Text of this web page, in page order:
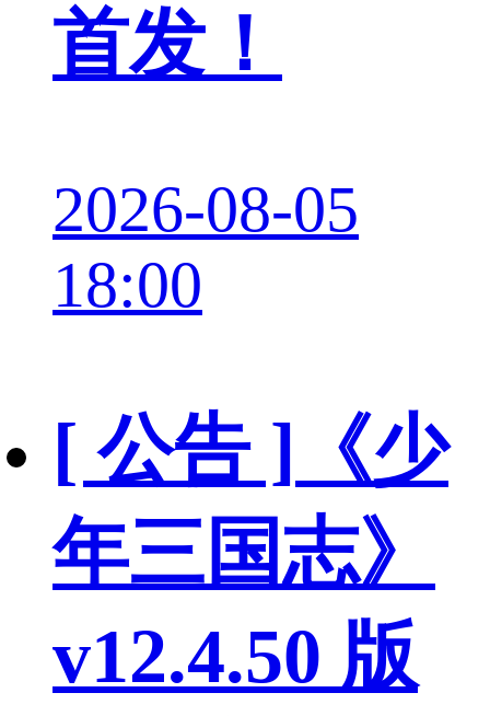
首发！
2026-08-05
18:00
[ 公告 ] 《少
年三国志》
v12.4.50 版